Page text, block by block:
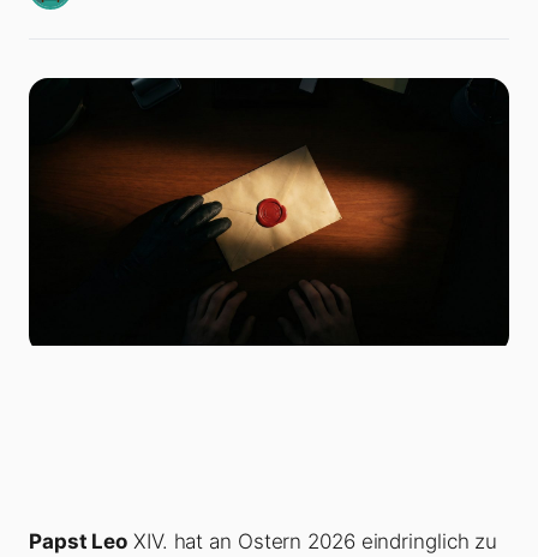
Papst Leo XIV. hat an Ostern 2026 eindringlich zu